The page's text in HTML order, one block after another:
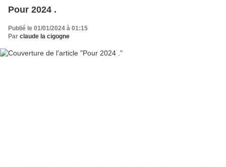
Pour 2024 .
Publié le 01/01/2024 à 01:15
Par claude la cigogne